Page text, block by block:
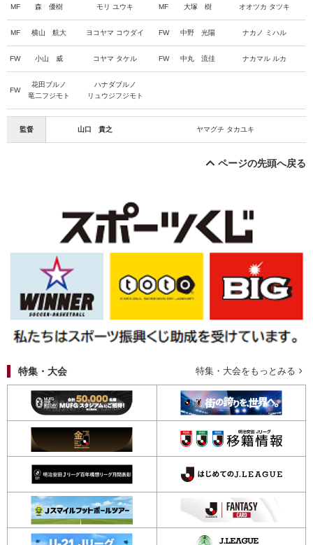
MF 森 優樹 モリ ユウキ MF 大塚 樹 オオツカ タツキ
MF 横山 航大 ヨコヤマ コウダイ FW 中野 光陽 ナカノ ミハル
FW 小山 威 コヤマ タケル FW 中丸 流佳 ナカマル ルカ
FW
花田ブルノ
竜二フジモト
ハナダブルノ
リュウジフジモト
監督 山口 貴之 ヤマグチ タカユキ
ページの先頭へ戻る
特集・大会 特集・大会をもっとみる